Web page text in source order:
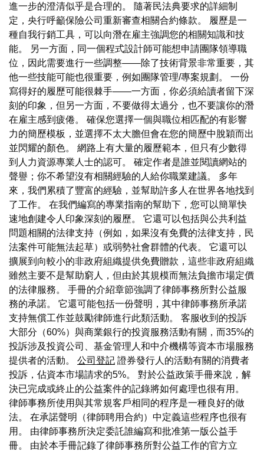
進一步的澄清似乎是合理的。 隨著民法典要求的詳細制
定，央行呼籲保險公司重新審查相關合約條款。 履歷是一
種自我行銷工具，可以向潛在雇主強調您的相關知識和技
能。 另一方面，同一個程式設計師可能想申請團隊領導職
位，因此需要進行一些調整——除了技術背景非常重要，其
他一些技能可能也很重要，例如團隊管理/專案規劃。 一份
寫得好的履歷可能很棘手——一方面，你必須給讀者留下深
刻的印象，但另一方面，不要做得太過分，也不要讓你的潛
在雇主感到疲倦。 確保您選擇一個與職位相匹配的有影響
力的簡歷模板，並選擇不太大膽但會在您的簡歷中脫穎而出
並閃耀的顏色。 網路上有大量的履歷範本，但只有少數得
到人力資源專業人士的認可。 確定作者是誰並閱讀網站的
聲譽；你不希望沒有相關經驗的人給你職業建議。 多年
來，我們累積了豐富的經驗，並幫助許多人在世界各地找到
了工作。 在我們編寫的專業指南的幫助下，您可以簡單快
速地創建令人印象深刻的履歷。 它還可以包括與公共利益
問題相關的法律支持（例如，如果沒有免費的法律支持，民
法案件可能無法起草）或弱勢社會群體的代表。 它還可以
擴展到向較小的非政府組織提供免費贈款，這些非政府組織
雖然主要不是幫助窮人，但由於其規模而無法負擔市場定價
的法律服務。 手冊的介紹章節強調了律師事務所對公益服
務的承諾。 它還可能包括一份聲明，其中律師事務所承諾
支持無償工作並鼓勵律師進行此類活動。 客服收到的投訴
大部分（60%）與商業銀行的投資服務活動有關，而35%的
投訴涉及投資公司、基金管理人和中介機構等資本市場服務
提供者的活動。 公司登記 證券發行人的活動有關的消費者
投訴，佔資本市場請求的5%。 對於公益政策手冊來說，解
決已完成或終止的公益案件的記錄將如何處理也很有用。
律師事務所使用與其常規客戶相同的程序是一種良好的做
法。 在承諾聲明（律師聘用合約）中定義這些程序也很有
用。 由律師事務所決定委託誰編寫和批准第一版公益手
冊。 由於本手冊記錄了律師事務所對公益工作的官方立